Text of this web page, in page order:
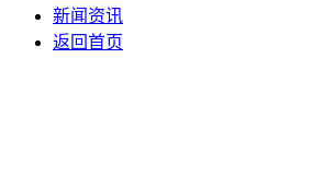
新闻资讯
返回首页